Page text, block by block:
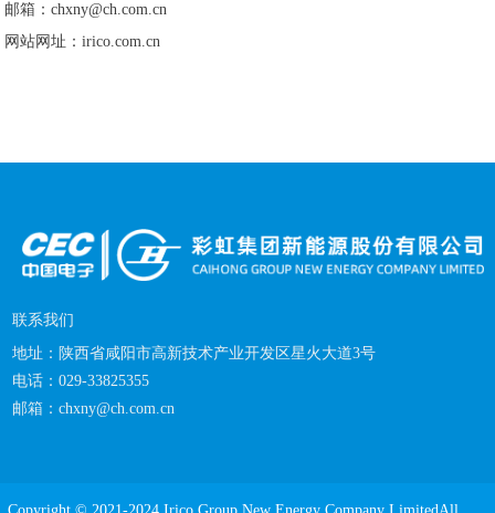
邮箱：chxny@ch.com.cn
网站网址：irico.com.cn
联系我们
地址： 陕西省咸阳市高新技术产业开发区星火大道3号
电话：029-33825355
邮箱： chxny@ch.com.cn